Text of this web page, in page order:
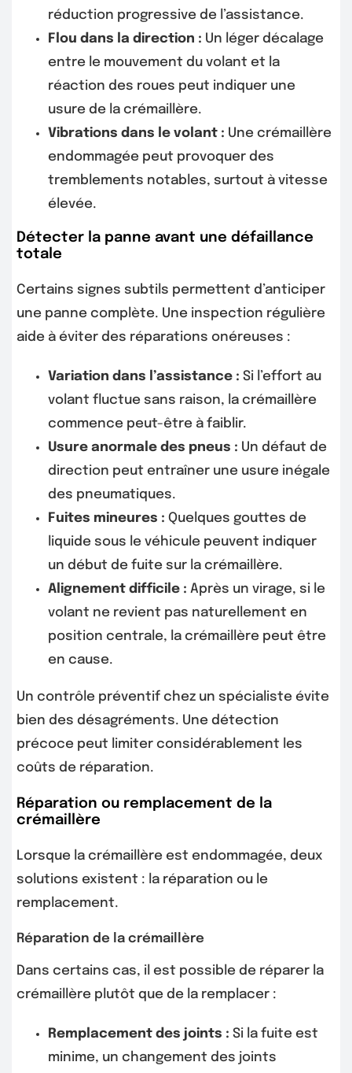
réduction progressive de l’assistance.
Flou dans la direction : Un léger décalage
entre le mouvement du volant et la
réaction des roues peut indiquer une
usure de la crémaillère.
Vibrations dans le volant : Une crémaillère
endommagée peut provoquer des
tremblements notables, surtout à vitesse
élevée.
Détecter la panne avant une défaillance
totale
Certains signes subtils permettent d’anticiper
une panne complète. Une inspection régulière
aide à éviter des réparations onéreuses :
Variation dans l’assistance : Si l’effort au
volant fluctue sans raison, la crémaillère
commence peut-être à faiblir.
Usure anormale des pneus : Un défaut de
direction peut entraîner une usure inégale
des pneumatiques.
Fuites mineures : Quelques gouttes de
liquide sous le véhicule peuvent indiquer
un début de fuite sur la crémaillère.
Alignement difficile : Après un virage, si le
volant ne revient pas naturellement en
position centrale, la crémaillère peut être
en cause.
Un contrôle préventif chez un spécialiste évite
bien des désagréments. Une détection
précoce peut limiter considérablement les
coûts de réparation.
Réparation ou remplacement de la
crémaillère
Lorsque la crémaillère est endommagée, deux
solutions existent : la réparation ou le
remplacement.
Réparation de la crémaillère
Dans certains cas, il est possible de réparer la
crémaillère plutôt que de la remplacer :
Remplacement des joints : Si la fuite est
minime, un changement des joints